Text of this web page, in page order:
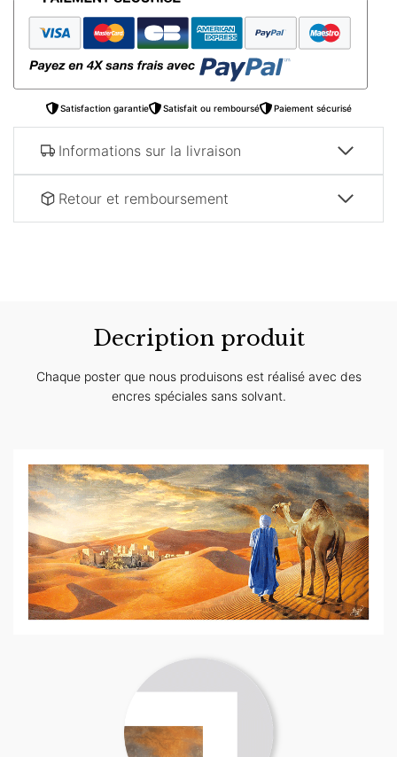
Porte
mosaïque
Satisfaction garantie Satisfait ou remboursé Paiement sécurisé
Informations sur la livraison
Retour et remboursement
Decription produit
Chaque poster que nous produisons est réalisé avec des
encres spéciales sans solvant.